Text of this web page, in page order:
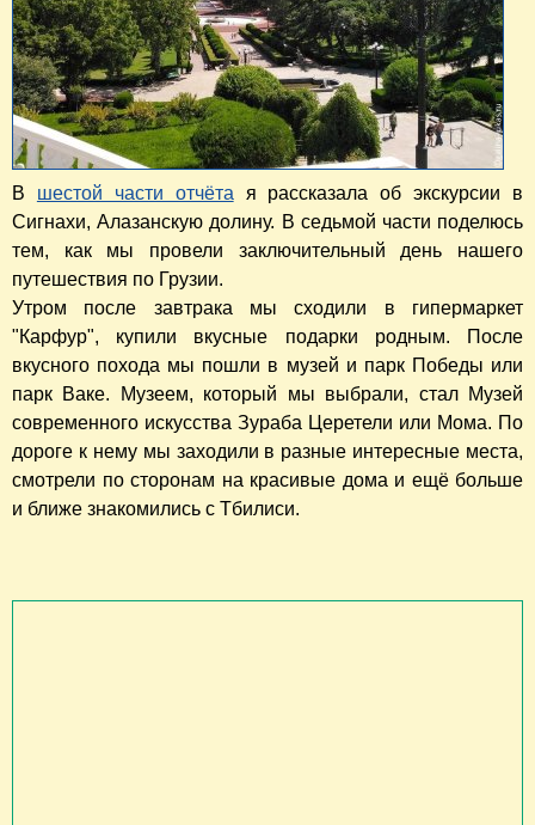
В шестой части отчёта я рассказала об экскурсии в
Сигнахи, Алазанскую долину. В седьмой части поделюсь
тем, как мы провели заключительный день нашего
путешествия по Грузии.
Утром после завтрака мы сходили в гипермаркет
"Карфур", купили вкусные подарки родным. После
вкусного похода мы пошли в музей и парк Победы или
парк Ваке. Музеем, который мы выбрали, стал Музей
современного искусства Зураба Церетели или Мома. По
дороге к нему мы заходили в разные интересные места,
смотрели по сторонам на красивые дома и ещё больше
и ближе знакомились с Тбилиси.